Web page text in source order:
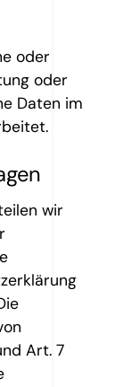
oder
oder
Daten im
wir
Art. 7